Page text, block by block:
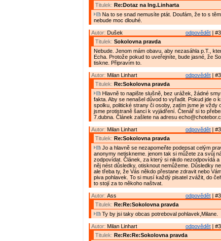
Titulek: Re:Dotaz na Ing.Linharta
Na to se snad nemusíte ptát. Doufám, že to s
nebude moc dlouhé.
odpovědět |
Autor: Dušek
Titulek: Sokolovna pravda
Nebude. Jenom mám obavu, aby nezasáhla p.T.,
Echa. Protože pokud to uveřejníte, bude jasné, že
tiskne. Připravím to.
odpovědět |
Autor: Milan Linhart
Titulek: Re:Sokolovna pravda
Hlavně to napište slušně, bez urážek, žádné
fakta. Aby se nenašel důvod to vyřadit. Pokud jde o
spolku, politické strany či osoby, zatím jsme je vždy
jsme protistraně šanci k vyjádření. Čtenář si to
7.dubna. Článek zašlete na adresu
odpovědět |
Autor: Milan Linhart
Titulek: Re:Sokolovna pravda
Jo a hlavně se nezapomeňte podepsat celým
anonymy netiskneme. jenom tak si můžete za svůj
zodpovídat. Článek, za který si nikdo nezodpovídá
něj nést důsledky, otisknout nemůžeme. Důsledky
ale třeba ty, že Vás někdo přestane zdravit nebo
piva pohlavek. To si musí každý pisatel zvážit, do
to stojí za to někoho naštvat.
odpovědět |
Autor: Ass
Titulek: Re:Re:Sokolovna pravda
Ty by jsi taky obcas potreboval pohlavek,Milane.
odpovědět |
Autor: Milan Linhart
Titulek: Re:Re:Re:Sokolovna pravda